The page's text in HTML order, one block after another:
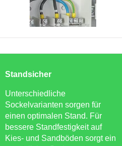
Standsicher
Unterschiedliche
Sockelvarianten sorgen für
einen optimalen Stand. Für
bessere Standfestigkeit auf
Kies- und Sandböden sorgt ein